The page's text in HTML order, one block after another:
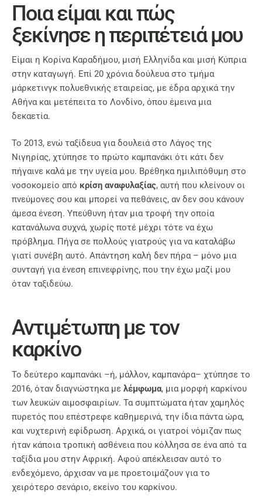
Ποια είμαι και πώς
ξεκίνησε η περιπέτειά μου
Είμαι η Κορίνα Καραδήμου, μισή Ελληνίδα και μισή Κύπρια
στην καταγωγή. Επί 20 χρόνια δούλευα στο τμήμα
μάρκετινγκ πολυεθνικής εταιρείας, με έδρα αρχικά την
Αθήνα και μετέπειτα το Λονδίνο, όπου έμεινα μια
δεκαετία.
Το 2013, ενώ ταξίδευα για δουλειά στο Λάγος της
Νιγηρίας, χτύπησε το πρώτο καμπανάκι ότι κάτι δεν
πήγαινε καλά με την υγεία μου. Βρέθηκα ημιλιπόθυμη στο
νοσοκομείο από κρίση αναφυλαξίας, αυτή που κλείνουν οι
πνεύμονες σου και μπορεί να πεθάνεις, αν δεν σου κάνουν
άμεσα ένεση. Υπεύθυνη ήταν μια τροφή την οποία
κατανάλωνα συχνά, χωρίς ποτέ μέχρι τότε να έχω
πρόβλημα. Πήγα σε πολλούς γιατρούς για να καταλάβω
γιατί συνέβη αυτό. Απάντηση καλή δεν πήρα – μόνο μια
συνταγή για ένεση επινεφρίνης, που την έχω μαζί μου
όταν ταξιδεύω.
Αντιμέτωπη με τον
καρκίνο
Το δεύτερο καμπανάκι –ή, μάλλον, καμπανάρα– χτύπησε το
2016, όταν διαγνώστηκα με λέμφωμα, μια μορφή καρκίνου
των λευκών αιμοσφαιρίων. Τα συμπτώματα ήταν χαμηλός
πυρετός που επέστρεφε καθημερινά, την ίδια πάντα ώρα,
και νυχτερινή εφίδρωση. Αρχικά, οι γιατροί νόμιζαν πως
ήταν κάποια τροπική ασθένεια που κόλλησα σε ένα από τα
ταξίδια μου στην Αφρική. Αφού απέκλεισαν αυτό το
ενδεχόμενο, άρχισαν να με προετοιμάζουν για το
χειρότερο σενάριο, εκείνο του καρκίνου.